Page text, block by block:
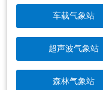
车载气象站
超声波气象站
森林气象站